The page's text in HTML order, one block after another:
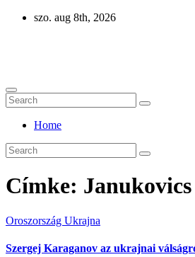
Skip
szo. aug 8th, 2026
Home
Címke: Janukovics
Oroszország Ukrajna
Szergej Karaganov az ukrajnai